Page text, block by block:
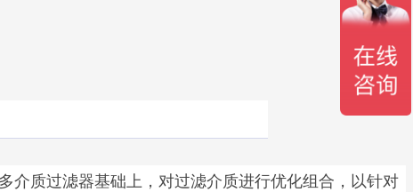
介质过滤器基础上，对过滤介质进行优化组合，以针对